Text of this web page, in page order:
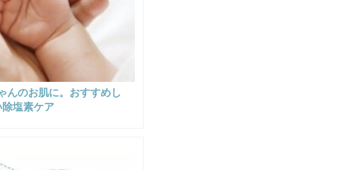
んのお肌に。おすすめし
除塩素ケア